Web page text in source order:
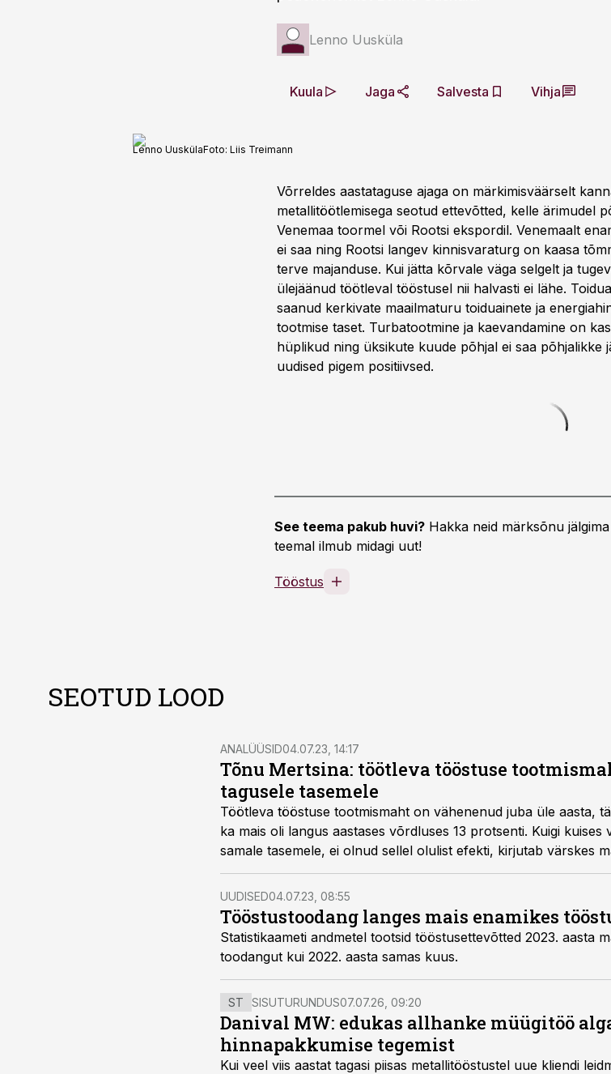
Lenno Uusküla
Kuula Jaga Salvesta Vihja
Lenno UuskülaFoto: Liis Treimann
Võrreldes aastataguse ajaga on märkimisväärselt
metallitöötlemisega seotud ettevõtted, kelle ärimudel
Venemaa toormel või Rootsi ekspordil. Venemaalt
ei saa ning Rootsi langev kinnisvaraturg on kaasa
terve majanduse. Kui jätta kõrvale väga selgelt ja
ülejäänud töötleval tööstusel nii halvasti ei lähe.
saanud kerkivate maailmaturu toiduainete ja
tootmise taset. Turbatootmine ja kaevandamine on
hüplikud ning üksikute kuude põhjal ei saa põhjalikke
uudised pigem positiivsed.
See teema pakub huvi? Hakka neid märksõnu
teemal ilmub midagi uut!
Tööstus
SEOTUD LOOD
ANALÜÜSID04.07.23, 14:17
Tõnu Mertsina: töötleva tööstuse
tagusele tasemele
Töötleva tööstuse tootmismaht on vähenenud juba üle aasta,
ka mais oli langus aastases võrdluses 13 protsenti. Kuigi
samale tasemele, ei olnud sellel olulist efekti, kirjutab värskes
peaökonomist Tõnu Mertsina.
UUDISED04.07.23, 08:55
Tööstustoodang langes mais enamikes
Statistikaameti andmetel tootsid tööstusettevõtted 2023. aasta
toodangut kui 2022. aasta samas kuus.
ST SISUTURUNDUS07.07.26, 09:20
Danival MW: edukas allhanke müügitöö
hinnapakkumise tegemist
Kui veel viis aastat tagasi piisas metallitööstustel uue kliendi